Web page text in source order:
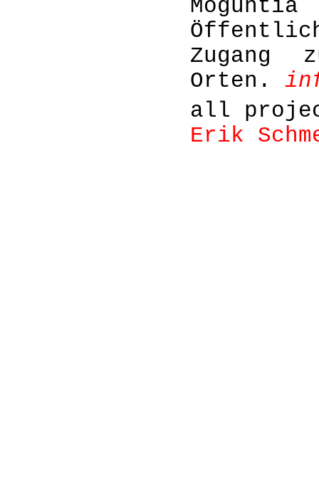
Zugang
Orten.
all
Erik